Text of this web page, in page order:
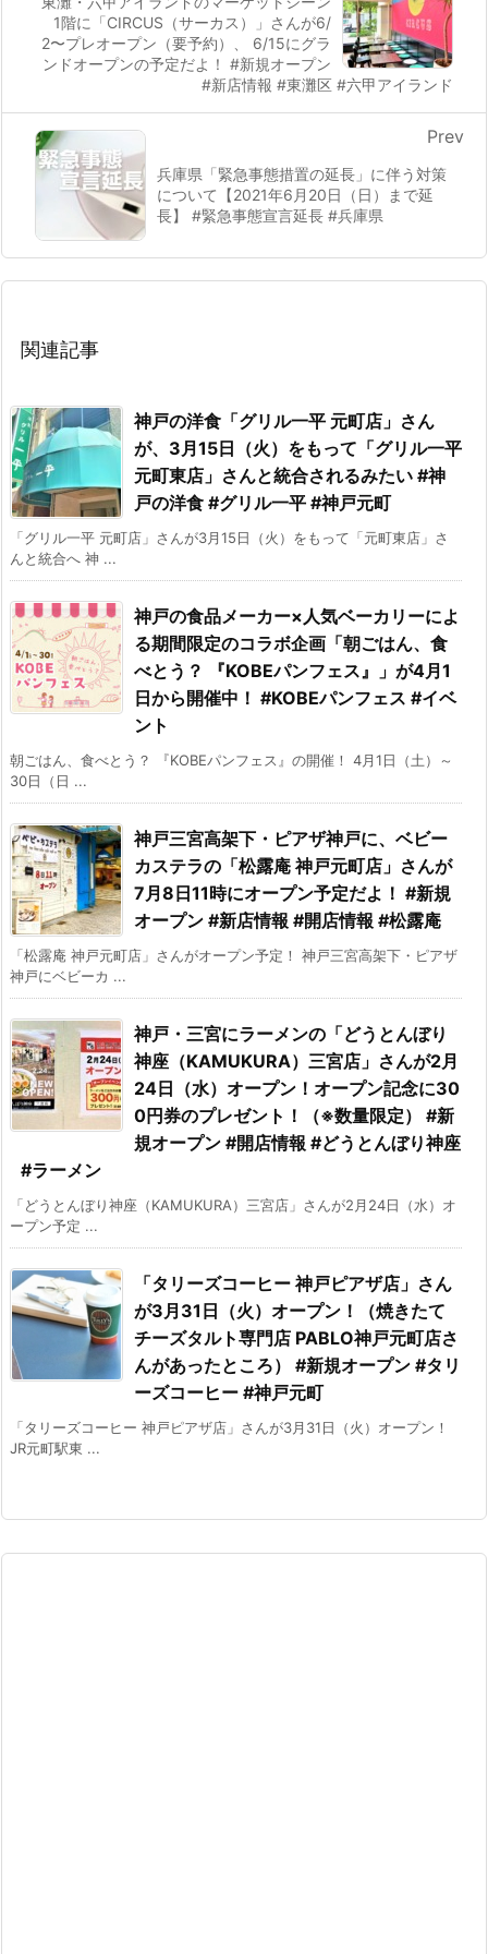
1階に「CIRCUS（サーカス）」さんが6/
2〜プレオープン（要予約）、 6/15にグラ
ンドオープンの予定だよ！ #新規オープン
#新店情報 #東灘区 #六甲アイランド
兵庫県「緊急事態措置の延長」に伴う対策
について【2021年6月20日（日）まで延
長】 #緊急事態宣言延長 #兵庫県
Prev
関連記事
神戸の洋食「グリル一平 元町店」さん
が、3月15日（火）をもって「グリル一平
元町東店」さんと統合されるみたい #神
戸の洋食 #グリル一平 #神戸元町
「グリル一平 元町店」さんが3月15日（火）をもって「元町東店」さ
んと統合へ 神 ...
神戸の食品メーカー×人気ベーカリーによ
る期間限定のコラボ企画「朝ごはん、食
べとう？ 『KOBEパンフェス』」が4月1
日から開催中！ #KOBEパンフェス #イベ
ント
朝ごはん、食べとう？ 『KOBEパンフェス』の開催！ 4月1日（土）～
30日（日 ...
神戸三宮高架下・ピアザ神戸に、ベビー
カステラの「松露庵 神戸元町店」さんが
7月8日11時にオープン予定だよ！ #新規
オープン #新店情報 #開店情報 #松露庵
「松露庵 神戸元町店」さんがオープン予定！ 神戸三宮高架下・ピアザ
神戸にベビーカ ...
神戸・三宮にラーメンの「どうとんぼり
神座（KAMUKURA）三宮店」さんが2月
24日（水）オープン！オープン記念に30
0円券のプレゼント！（※数量限定） #新
規オープン #開店情報 #どうとんぼり神座
#ラーメン
「どうとんぼり神座（KAMUKURA）三宮店」さんが2月24日（水）オ
ープン予定 ...
「タリーズコーヒー 神戸ピアザ店」さん
が3月31日（火）オープン！（焼きたて
チーズタルト専門店 PABLO神戸元町店さ
んがあったところ） #新規オープン #タリ
ーズコーヒー #神戸元町
「タリーズコーヒー 神戸ピアザ店」さんが3月31日（火）オープン！
JR元町駅東 ...